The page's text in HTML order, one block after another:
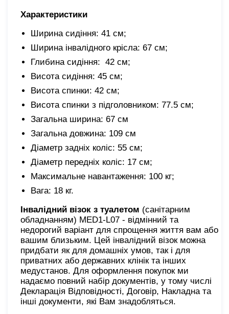
Характеристики
Ширина сидіння: 41 см;
Ширина інвалідного крісла: 67 см;
Глибина сидіння: 42 см;
Висота сидіння: 45 см;
Висота спинки: 42 см;
Висота спинки з підголовником: 77.5 см;
Загальна ширина: 67 см
Загальна довжина: 109 см
Діаметр задніх коліс: 55 см;
Діаметр передніх коліс: 17 см;
Максимальне навантаження: 100 кг;
Вага: 18 кг.
Інвалідний візок з туалетом (санітарним
обладнанням) MED1-L07 - відмінний та
недорогий варіант для спрощення життя вам або
вашим близьким. Цей інвалідний візок можна
придбати як для домашніх умов, так і для
приватних або державних клінік та інших
медустанов. Для оформлення покупок ми
надаємо повний набір документів, у тому числі
Декларація Відповідності, Договір, Накладна та
інші документи, які Вам знадобляться.